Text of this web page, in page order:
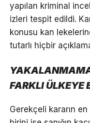
yapılan kriminal
izleri tespit edildi.
konusu kan
tutarlı hiçbir
FARKLI ÜLKEYE
Gerekçeli kararın